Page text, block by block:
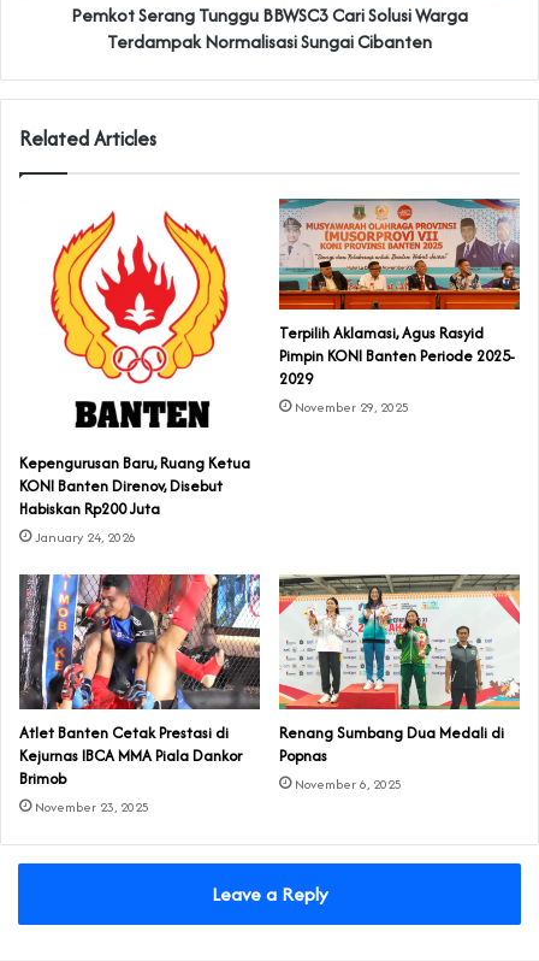
Pemkot Serang Tunggu BBWSC3 Cari Solusi Warga
Terdampak Normalisasi Sungai Cibanten
Related Articles
Kepengurusan Baru, Ruang Ketua
KONI Banten Direnov, Disebut
Habiskan Rp200 Juta
January 24, 2026
Terpilih Aklamasi, Agus Rasyid
Pimpin KONI Banten Periode 2025-
2029
November 29, 2025
Atlet Banten Cetak Prestasi di
Kejurnas IBCA MMA Piala Dankor
Brimob
November 23, 2025
Renang Sumbang Dua Medali di
Popnas
November 6, 2025
Leave a Reply